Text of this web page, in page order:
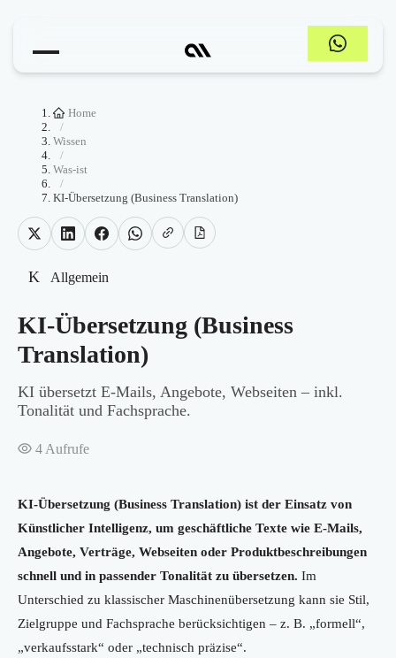
Home
/
Wissen
/
Was-ist
/
KI-Übersetzung (Business Translation)
K Allgemein
KI-Übersetzung (Business
Translation)
KI übersetzt E-Mails, Angebote, Webseiten – inkl.
Tonalität und Fachsprache.
4 Aufrufe
KI-Übersetzung (Business Translation) ist der Einsatz von
Künstlicher Intelligenz, um geschäftliche Texte wie E-Mails,
Angebote, Verträge, Webseiten oder Produktbeschreibungen
schnell und in passender Tonalität zu übersetzen. Im
Unterschied zu klassischer Maschinenübersetzung kann sie Stil,
Zielgruppe und Fachsprache berücksichtigen – z. B. „formell“,
„verkaufsstark“ oder „technisch präzise“.